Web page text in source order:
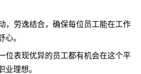
，劳逸结合，确保每位员工能在工作
心。
位表现优异的员工都有机会在这个平
业理想。